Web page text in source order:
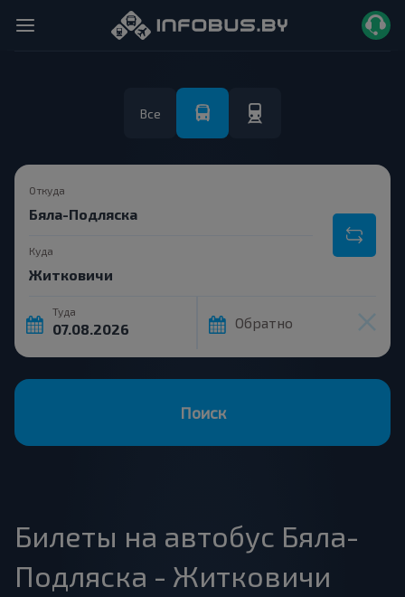
Все
Откуда
Куда
Туда
Обратно
Поиск
Билеты на автобус Бяла-
Подляска - Житковичи